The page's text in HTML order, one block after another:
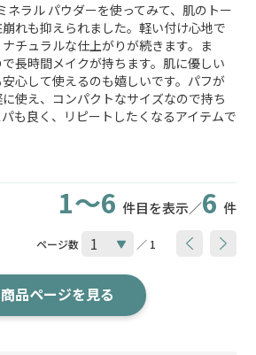
ネラル パウダーを使ってみて、肌のトー
れも抑えられました。軽い付け心地で
チュラルな仕上がりが続きます。ま
長時間メイクが持ちます。肌に優しい
心して使えるのも嬉しいです。パフが
使え、コンパクトなサイズなので持ち
も良く、リピートしたくなるアイテムで
1～6 件目を表示／6 件
ページ数 ／ 1
商品ページを見る